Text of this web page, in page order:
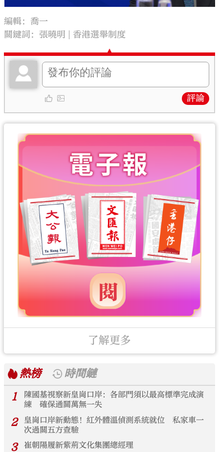
編輯：喬一
關鍵詞： 張曉明 香港選舉制度
評論
了解更多
熱榜
時間鏈
1
陳國基視察新皇崗口岸：各部門須以最高標準完成演
練 確保通關萬無一失
2
皇崗口岸新動態！紅外體溫偵測系統就位 私家車一
次過關五方查驗
3 崔朝陽履新紫荊文化集團總經理